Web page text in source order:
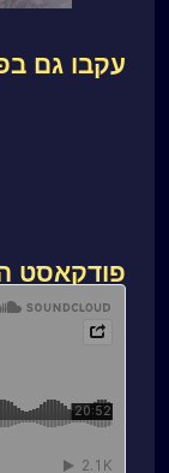
עקבו גם
פודקאסט